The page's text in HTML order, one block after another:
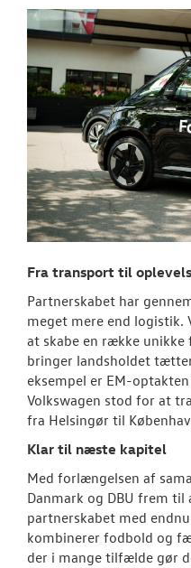
Fra transport til
Partnerskabet har
meget mere end logistik.
at skabe en række unikke
bringer landsholdet
eksempel er EM-
Volkswagen stod for at
fra Helsingør til
Klar til næste kapitel
Med forlængelsen af
Danmark og DBU frem til
partnerskabet med
kombinerer fodbold og
der i mange tilfælde gør